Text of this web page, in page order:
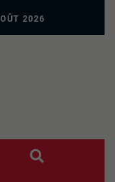
2026